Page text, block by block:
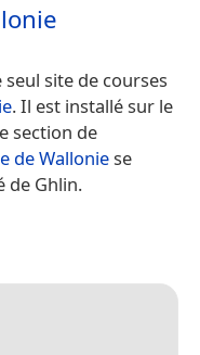
seul site de courses
. Il est installé sur le
section de
de Walloniese
de Ghlin.